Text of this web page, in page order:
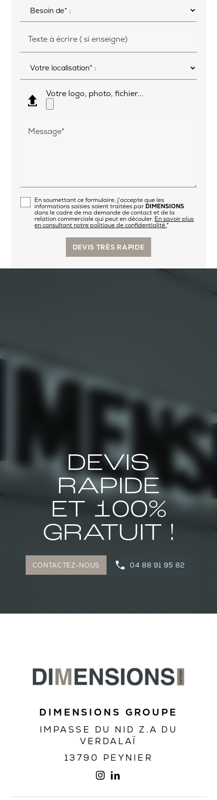
Texte à écrire ( si enseigne)
Votre logo, photo, fichier...
Message*
En soumettant ce formulaire, j'accepte que les
informations saisies soient traitées par DIMENSIONS
dans le cadre de ma demande de contact et de la
relation commerciale qui peut en découler. En savoir plus
en consultant notre politique de confidentialité.*
DEVIS
RAPIDE
ET 100%
GRATUIT !
CONTACTEZ-NOUS 04 88 91 95 82
DIMENSIONS GROUPE
IMPASSE DU NID Z.A DU
VERDALAÏ
13790 PEYNIER